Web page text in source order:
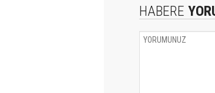
HABERE